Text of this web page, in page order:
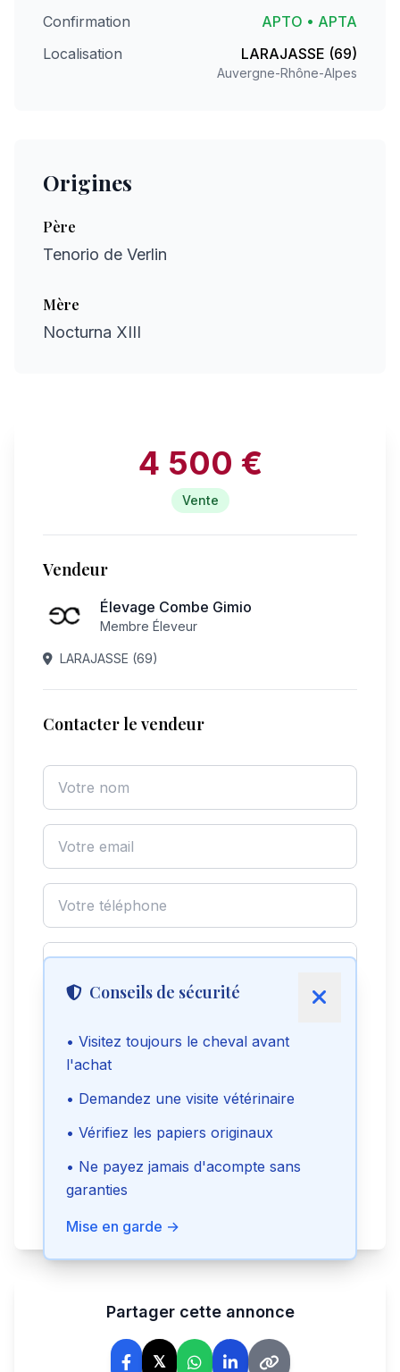
Confirmation
APTO • APTA
Localisation
LARAJASSE (69)
Auvergne-Rhône-Alpes
Origines
Père
Tenorio de Verlin
Mère
Nocturna XIII
4 500 €
Vente
Vendeur
Élevage Combe Gimio
Membre Éleveur
LARAJASSE (69)
Contacter le vendeur
Envoyer le message
Conseils de sécurité
• Visitez toujours le cheval avant
l'achat
• Demandez une visite vétérinaire
• Vérifiez les papiers originaux
• Ne payez jamais d'acompte sans
garanties
Mise en garde →
Voir le téléphone
Partager cette annonce
𝕏